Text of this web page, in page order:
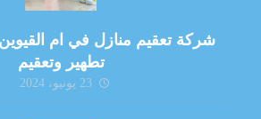
تطهير وتعقيم
23 يونيو، 2024